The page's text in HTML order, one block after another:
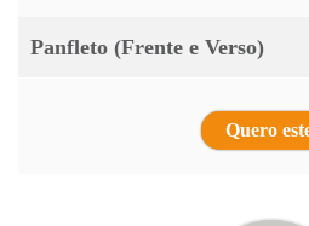
Panfleto (Frente e Verso)
Quero